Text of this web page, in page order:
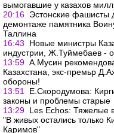
вымогавшие у казахов
20:16 Эстонские фашисты
демонтаже памятника
Таллина
16:43
Новые министры
индустрии, Ж.Туймебаев -
13:59 А.Мусин
Казахстана, экс-премьр
обороны!
13:51
Е.Скородумова:
законы и проблемы старые
13:29 Les Echos: Тяжелые
"В живых остались только
Каримов"